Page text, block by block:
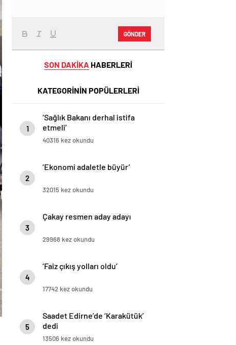
GÖNDER
SON DAKİKA HABERLERİ
KATEGORİNİN POPÜLERLERİ
1
‘Sağlık Bakanı derhal istifa
etmeli’
40316 kez okundu
2
‘Ekonomi adaletle büyür’
32015 kez okundu
3
Çakay resmen aday adayı
29968 kez okundu
4
‘Faiz çıkış yolları oldu’
17742 kez okundu
5
Saadet Edirne’de ‘Karakütük’
dedi
13506 kez okundu